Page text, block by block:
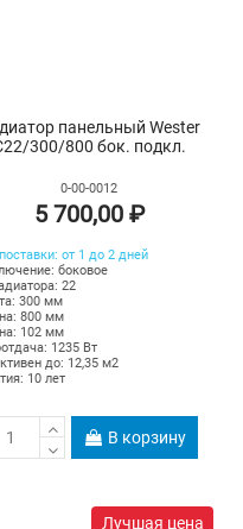
панельный Wester
300/800 бок. подкл.
0-00-0012
5 700,00 ₽
от 1 до 2 дней
боковое
22
300 мм
800 мм
102 мм
1235 Вт
до: 12,35 м2
10 лет
В корзину
Лучшая цена